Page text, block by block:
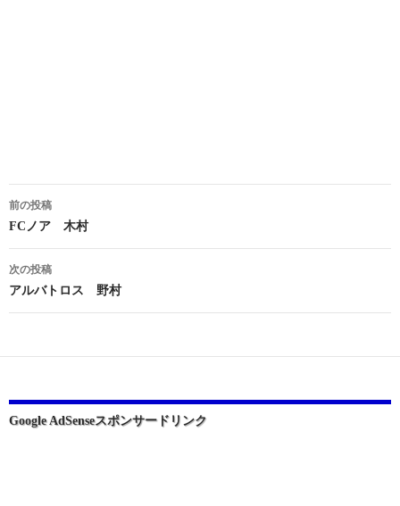
投
稿
ナ
ビ
ー
ョ
前の投稿
FCノア 木村
次の投稿
アルバトロス 野村
Google AdSenseスポンサードリンク